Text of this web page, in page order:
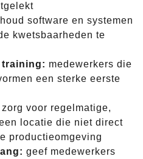
houd software en systemen
kwetsbaarheden te
training: medewerkers die
een sterke eerste
zorg voor regelmatige,
locatie die niet direct
productieomgeving
geef medewerkers